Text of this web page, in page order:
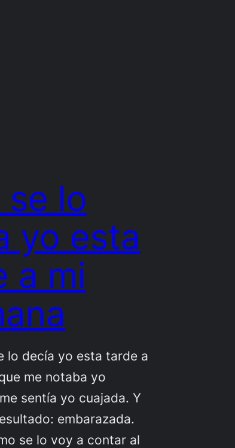
se lo
yo esta
a mi
decía yo esta tarde a
me notaba yo
sentía yo cuajada. Y
embarazada.
se lo voy a contar al